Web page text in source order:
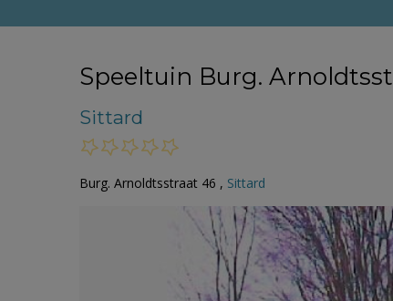
Speeltuin Burg.
Sittard
Burg. Arnoldtsstraat 46 , Sittard